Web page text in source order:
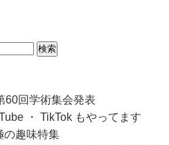
60回学術集会発表
・ TikTok もやってます
の趣味特集